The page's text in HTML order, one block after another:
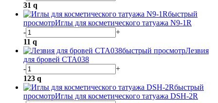
31 q
быстрый
просмотрИглы для косметического татуажа N9-1R
-
+
11 q
быстрый просмотрЛезвия
для бровей CTA038
-
+
123 q
быстрый
просмотрИглы для косметического татуажа DSH-2R